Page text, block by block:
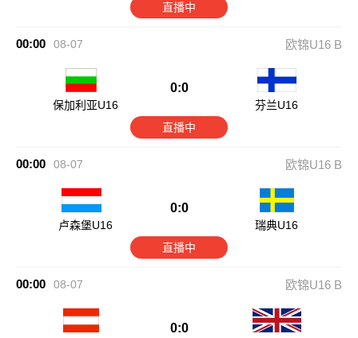
直播中
00:00 08-07 欧锦U16 B
保加利亚U16
0:0
芬兰U16
直播中
00:00 08-07 欧锦U16 B
卢森堡U16
0:0
瑞典U16
直播中
00:00 08-07 欧锦U16 B
0:0